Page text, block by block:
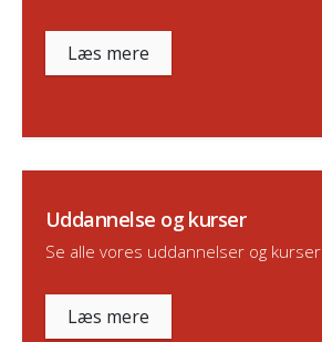
Læs mere
Uddannelse og kurser
Se alle vores uddannelser og kurser
Læs mere